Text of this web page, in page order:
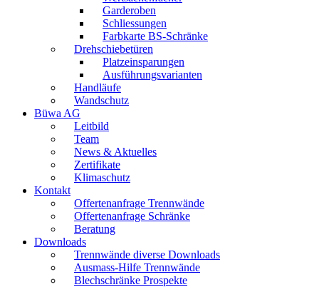
Garderoben
Schliessungen
Farbkarte BS-Schränke
Drehschiebetüren
Platzeinsparungen
Ausführungsvarianten
Handläufe
Wandschutz
Büwa AG
Leitbild
Team
News & Aktuelles
Zertifikate
Klimaschutz
Kontakt
Offertenanfrage Trennwände
Offertenanfrage Schränke
Beratung
Downloads
Trennwände diverse Downloads
Ausmass-Hilfe Trennwände
Blechschränke Prospekte